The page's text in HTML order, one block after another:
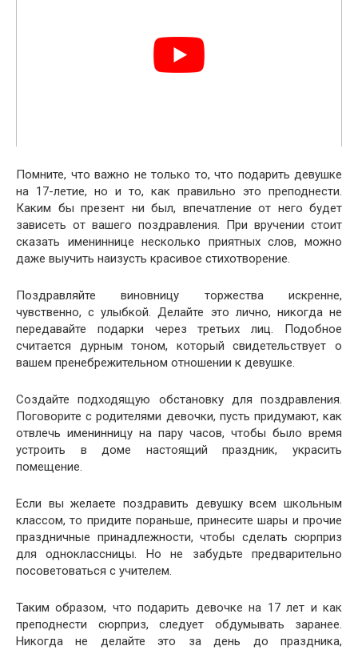
Помните, что важно не только то, что подарить девушке
на 17-летие, но и то, как правильно это преподнести.
Каким бы презент ни был, впечатление от него будет
зависеть от вашего поздравления. При вручении стоит
сказать имениннице несколько приятных слов, можно
даже выучить наизусть красивое стихотворение.
Поздравляйте виновницу торжества искренне,
чувственно, с улыбкой. Делайте это лично, никогда не
передавайте подарки через третьих лиц. Подобное
считается дурным тоном, который свидетельствует о
вашем пренебрежительном отношении к девушке.
Создайте подходящую обстановку для поздравления.
Поговорите с родителями девочки, пусть придумают, как
отвлечь именинницу на пару часов, чтобы было время
устроить в доме настоящий праздник, украсить
помещение.
Если вы желаете поздравить девушку всем школьным
классом, то придите пораньше, принесите шары и прочие
праздничные принадлежности, чтобы сделать сюрприз
для одноклассницы. Но не забудьте предварительно
посоветоваться с учителем.
Таким образом, что подарить девочке на 17 лет и как
преподнести сюрприз, следует обдумывать заранее.
Никогда не делайте это за день до праздника,